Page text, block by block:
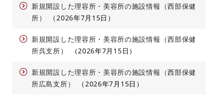
新規開設した理容所・美容所の施設情報（西部保健
所）
2026年7月15日
新規開設した理容所・美容所の施設情報（西部保健
所呉支所）
2026年7月15日
新規開設した理容所・美容所の施設情報（西部保健
所広島支所）
2026年7月15日